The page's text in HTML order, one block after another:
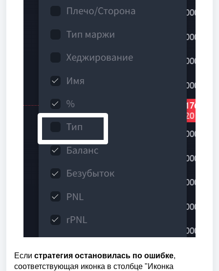
Если стратегия остановилась по ошибке,
соответствующая иконка в столбце "Иконка